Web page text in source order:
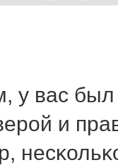
у вас
и